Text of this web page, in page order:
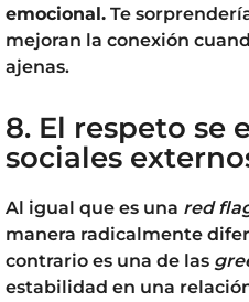
emocional. Te
mejoran la conexión
ajenas.
8. El respeto se
sociales
Al igual que es una red
manera radicalmente
contrario es una de las
estabilidad en una